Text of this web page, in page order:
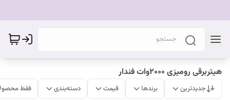
هیتربرقی رومیزی ۲۰۰۰وات فندار
جدیدترین برندها قیمت دسته‌بندی فقط